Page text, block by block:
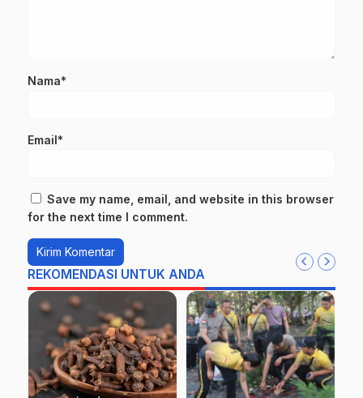
Nama*
Email*
Save my name, email, and website in this browser
for the next time I comment.
REKOMENDASI UNTUK ANDA